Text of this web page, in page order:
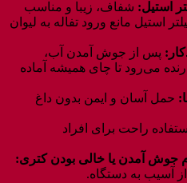
استیل: شفاف، زیبا و مناسب
استیل مانع ورود تفاله به لیوان
پس از جوش آمدن آب،
می‌رود تا چای همیشه آماده
حمل آسان و ایمن بدون داغ
راحت برای افراد
جوش آمدن یا خالی بودن کتری:
آسیب به دستگاه.